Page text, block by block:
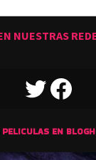
NUESTRAS
TWITTERFACEBOOK
EN